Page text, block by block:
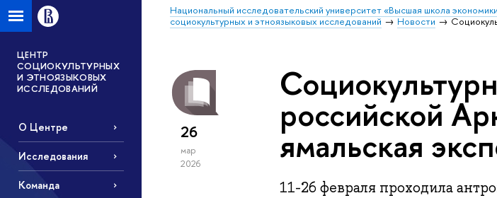
Национальный исследовательский университет «Высшая школа
социокультурных и этноязыковых исследований
Новости
ЦЕНТР
СОЦИОКУЛЬТУРНЫХ
И ЭТНОЯЗЫКОВЫХ
ИССЛЕДОВАНИЙ
О Центре
Исследования
Команда
26
мар
2026
российской
ямальская
11-26 февраля проходила